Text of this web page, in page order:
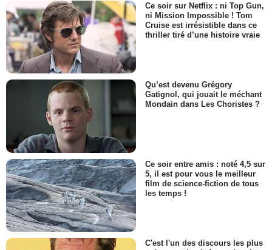
Ce soir sur Netflix : ni Top Gun,
ni Mission Impossible ! Tom
Cruise est irrésistible dans ce
thriller tiré d’une histoire vraie
Qu’est devenu Grégory
Gatignol, qui jouait le méchant
Mondain dans Les Choristes ?
Ce soir entre amis : noté 4,5 sur
5, il est pour vous le meilleur
film de science-fiction de tous
les temps !
C'est l'un des discours les plus